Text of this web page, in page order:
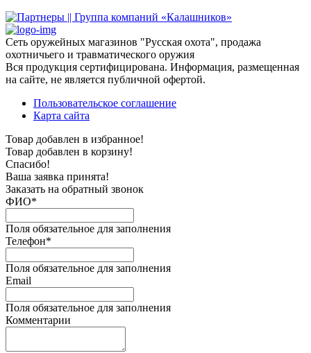
Сеть оружейных магазинов "Русская охота", продажа
охотничьего и травматического оружия
Вся продукция сертифицирована. Информация, размещенная
на сайте, не является публичной офертой.
Пользовательское соглашение
Карта сайта
Товар добавлен в избранное!
Товар добавлен в корзину!
Спасибо!
Ваша заявка принята!
Заказать на обратный звонок
ФИО*
Поля обязательное для заполнения
Телефон*
Поля обязательное для заполнения
Email
Поля обязательное для заполнения
Комментарии